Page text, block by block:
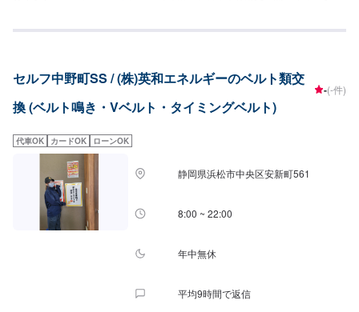
セルフ中野町SS / (株)英和エネルギーのベルト類交
換 (ベルト鳴き・Vベルト・タイミングベルト)
-(-件)
代車OK カードOK ローンOK
静岡県浜松市中央区安新町561
8:00 ~ 22:00
年中無休
平均9時間で返信